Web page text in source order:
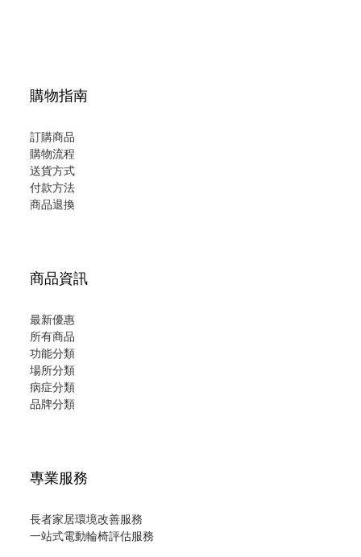
購物指南
訂購商品
購物流程
送貨方式
付款方法
商品退換
商品資訊
最新優惠
所有商品
功能分類
場所分類
病症分類
品牌分類
專業服務
長者家居環境改善服務
一站式電動輪椅評估服務